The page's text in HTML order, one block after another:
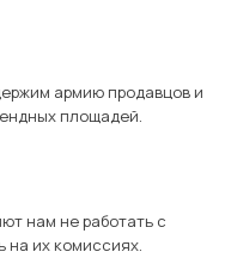
армию продавцов и
площадей.
нам не работать с
на их комиссиях.